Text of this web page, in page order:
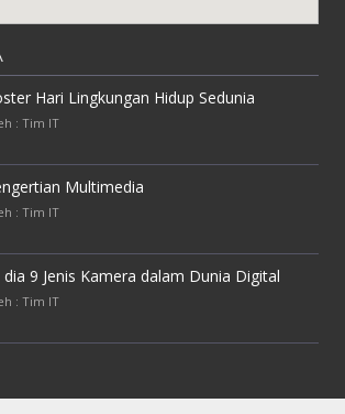
Hari Lingkungan Hidup Sedunia
: Tim IT
Multimedia
: Tim IT
dia 9 Jenis Kamera dalam Dunia Digital
: Tim IT